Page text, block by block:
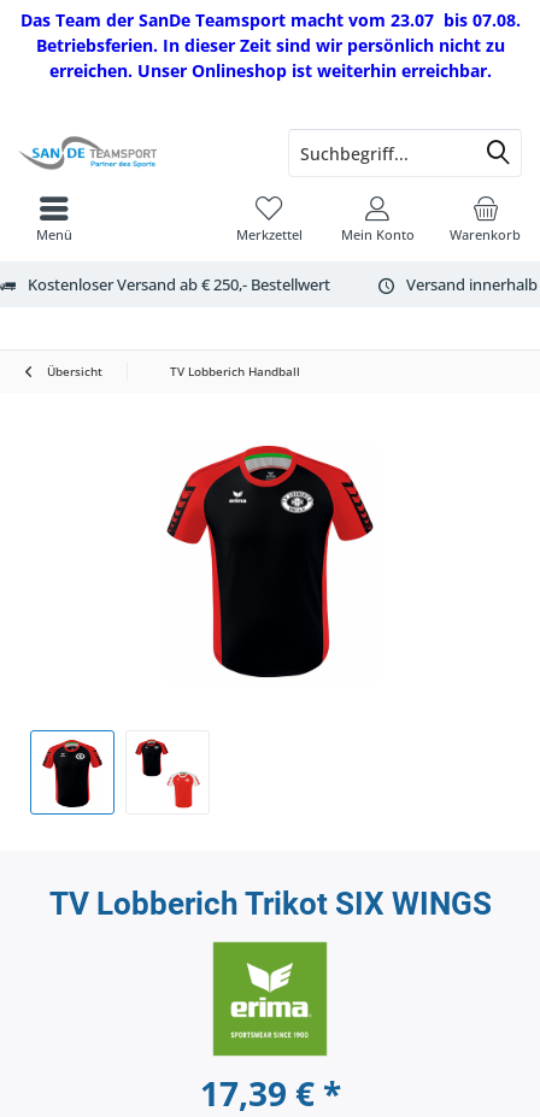
Das Team der SanDe Teamsport macht vom 23.07 bis 07.08.
Betriebsferien. In dieser Zeit sind wir persönlich nicht zu
erreichen. Unser Onlineshop ist weiterhin erreichbar.
Kostenloser Versand ab € 250,- Bestellwert Versand
Warenkorb
Merkzettel Mein Konto
Menü
Übersicht TV Lobberich Handball
TV Lobberich Trikot SIX WINGS
17,39 € *